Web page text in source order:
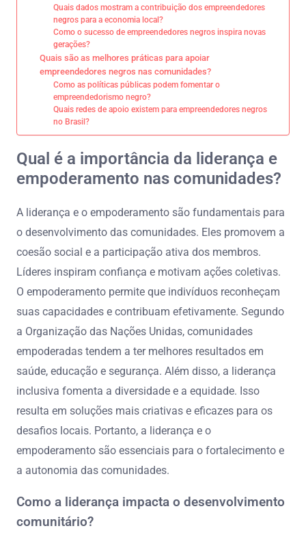
Quais dados mostram a contribuição dos empreendedores
negros para a economia local?
Como o sucesso de empreendedores negros inspira novas
gerações?
Quais são as melhores práticas para apoiar
empreendedores negros nas comunidades?
Como as políticas públicas podem fomentar o
empreendedorismo negro?
Quais redes de apoio existem para empreendedores negros
no Brasil?
Qual é a importância da liderança e
empoderamento nas comunidades?
A liderança e o empoderamento são fundamentais para
o desenvolvimento das comunidades. Eles promovem a
coesão social e a participação ativa dos membros.
Líderes inspiram confiança e motivam ações coletivas.
O empoderamento permite que indivíduos reconheçam
suas capacidades e contribuam efetivamente. Segundo
a Organização das Nações Unidas, comunidades
empoderadas tendem a ter melhores resultados em
saúde, educação e segurança. Além disso, a liderança
inclusiva fomenta a diversidade e a equidade. Isso
resulta em soluções mais criativas e eficazes para os
desafios locais. Portanto, a liderança e o
empoderamento são essenciais para o fortalecimento e
a autonomia das comunidades.
Como a liderança impacta o desenvolvimento
comunitário?